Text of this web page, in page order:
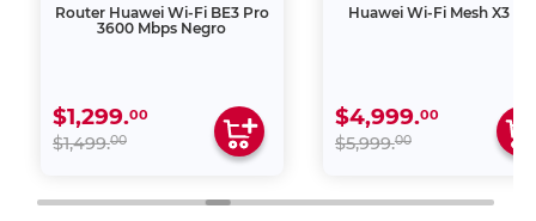
Router Huawei Wi-Fi BE3 Pro
3600 Mbps Negro
$1,299.00
$1,499.00
Huawei Wi-Fi Mesh X3
$4,999.00
$5,999.00